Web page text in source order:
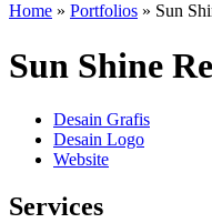
Home » Portfolios » Sun
Sun Shine
Desain Grafis
Desain Logo
Website
Services